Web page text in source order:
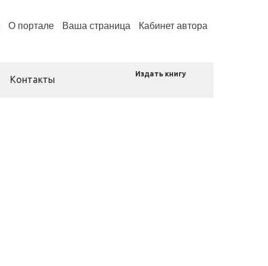
О портале Ваша страница Кабинет автора
Контакты
Издать книгу